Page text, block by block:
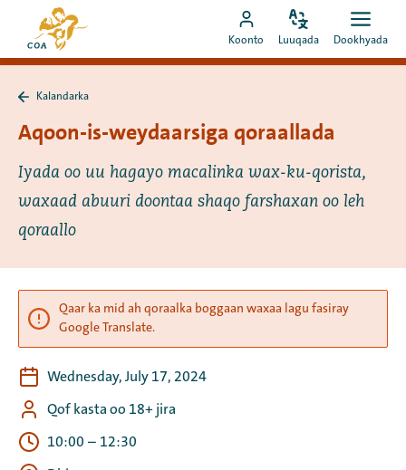
ah
booqo
bogga
hore
MyCOA
Booqo
akoonka
Koonto
Bedel
Luuqada
Fur
Dookhyada
Kalandarka
Kalandarka
Aqoon-is-weydaarsiga qoraallada
Iyada oo uu hagayo macalinka wax-ku-qorista,
waxaad abuuri doontaa shaqo farshaxan oo leh
qoraallo
Qaar ka mid ah qoraalka boggaan waxaa lagu fasiray
Google Translate.
Wednesday, July 17, 2024
Qof kasta oo 18+ jira
10:00 – 12:30